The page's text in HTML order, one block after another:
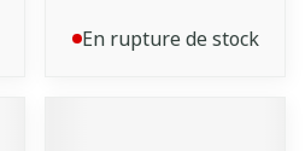
En rupture de stock